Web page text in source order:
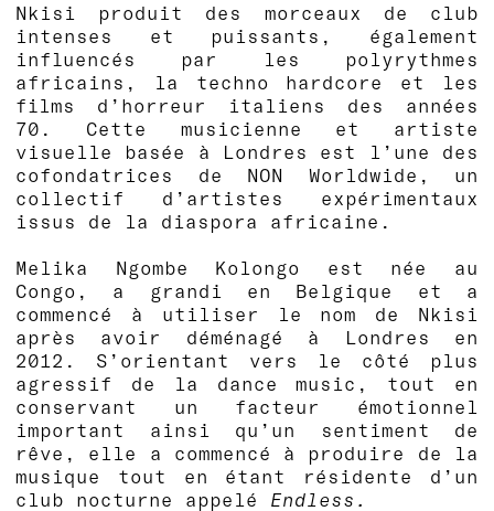
Nkisi produit des morceaux de club
intenses et puissants, également
influencés par les polyrythmes
africains, la techno hardcore et les
films d’horreur italiens des années
70. Cette musicienne et artiste
visuelle basée à Londres est l’une des
cofondatrices de NON Worldwide, un
collectif d’artistes expérimentaux
issus de la diaspora africaine.
Melika Ngombe Kolongo est née au
Congo, a grandi en Belgique et a
commencé à utiliser le nom de Nkisi
après avoir déménagé à Londres en
2012. S’orientant vers le côté plus
agressif de la dance music, tout en
conservant un facteur émotionnel
important ainsi qu’un sentiment de
rêve, elle a commencé à produire de la
musique tout en étant résidente d’un
club nocturne appelé Endless.